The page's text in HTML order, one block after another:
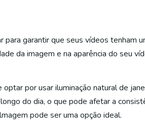
garantir que seus vídeos tenham
da imagem e na aparência do seu
por usar iluminação natural de
do dia, o que pode afetar a
pode ser uma opção ideal.